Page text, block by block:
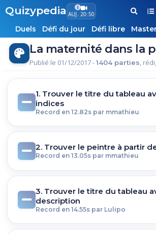
Quizypedia AUJ. 20:50
Duels
Défi du jour Défi libre
La maternité dans la
Publié le 01/12/2017 -1404 parties,
1. Trouver le titre du tableau
indices
Record en 12.82s par mmathieu
2. Trouver le peintre à partir
Record en 13.05s par mmathieu
3. Trouver le titre du tableau
description
Record en 14.55s par Lulipo